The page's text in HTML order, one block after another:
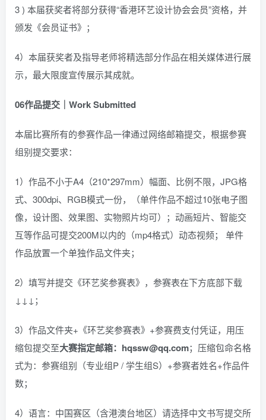
3 ) 本届获奖者将部分获得“香港环艺设计协会会员”资格，并
颁发《会员证书》；
4）本届获奖者及指导老师将精选部分作品在相关媒体进行展
示，最大限度宣传展示其成就。
06作品提交｜Work Submitted
本届比赛所有的参赛作品一律通过网络邮箱提交，根据参赛
组别提交要求：
1）作品不小于A4（210*297mm）幅面、比例不限，JPG格
式、300dpi、RGB模式一份，（单件作品不超过10张电子图
像，设计图、效果图、实物照片均可）；动画短片、智能交
互等作品可提交200M以内的（mp4格式）动态视频； 单件
作品放置一个单独作品文件夹；
2）填写并提交《环艺奖参赛表》，参赛表在下方底部下载
↓↓↓；
3）作品文件夹+《环艺奖参赛表》+参赛费支付凭证，用压
缩包提交至大赛指定邮箱：hqssw@qq.com；压缩包命名格
式为：参赛组别（专业组P / 学生组S）+参赛者姓名+作品件
数；
4）语言：中国赛区（含港澳台地区）请选择中文书写提交所